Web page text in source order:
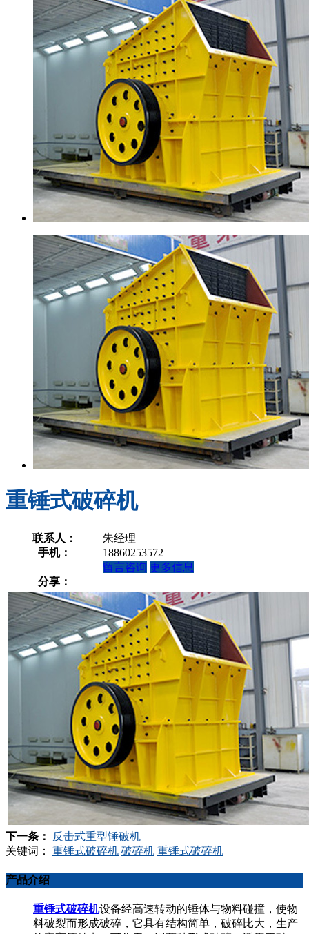
重锤式破碎机
联系人：
朱经理
手机：
18860253572
留言咨询 更多信息
分享：
下一条：
反击式重型锤破机
关键词： 重锤式破碎机 破碎机 重锤式破碎机
产品介绍
重锤式破碎机设备经高速转动的锤体与物料碰撞，使物
料破裂而形成破碎，它具有结构简单，破碎比大，生产